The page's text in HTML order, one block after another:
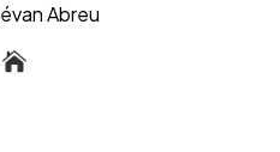
Abreu